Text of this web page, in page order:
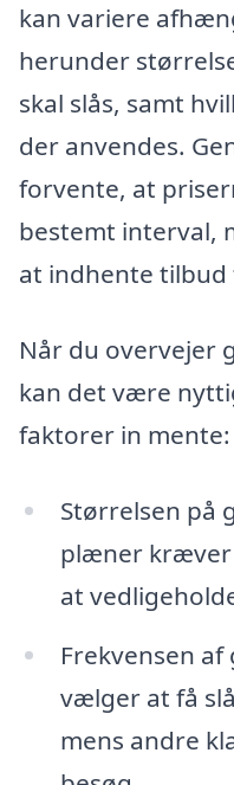
kan variere
herunder
skal slås, samt
der anvendes.
forvente, at
bestemt interval,
at indhente tilbud
Når du overvejer
kan det være
faktorer in mente:
Størrelsen på
plæner kræver
at
Frekvensen
vælger at få
mens andre